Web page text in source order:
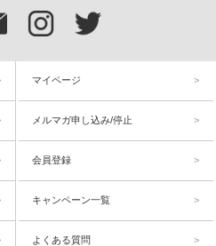
マイページ
メルマガ申し込み/停止
会員登録
キャンペーン一覧
よくある質問